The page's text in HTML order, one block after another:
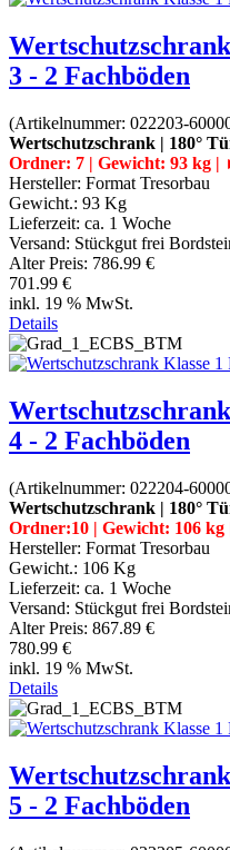
3 - 2 Fachböden
(Artikelnummer: 022203-
Wertschutzschrank | 180°
Ordner: 7 | Gewicht: 93 kg
Hersteller: Format Tresorbau
Gewicht.: 93 Kg
Lieferzeit: ca. 1 Woche
Versand: Stückgut frei
Alter Preis: 786.99 €
701.99 €
inkl. 19 % MwSt.
Details
4 - 2 Fachböden
(Artikelnummer: 022204-
Wertschutzschrank | 180°
Ordner:10 | Gewicht: 106
Hersteller: Format Tresorbau
Gewicht.: 106 Kg
Lieferzeit: ca. 1 Woche
Versand: Stückgut frei
Alter Preis: 867.89 €
780.99 €
inkl. 19 % MwSt.
Details
5 - 2 Fachböden